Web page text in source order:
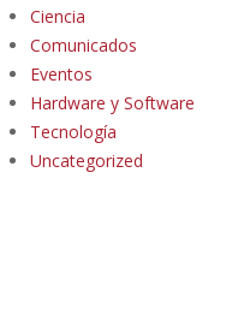
Ciencia
Comunicados
Eventos
Hardware y Software
Tecnología
Uncategorized